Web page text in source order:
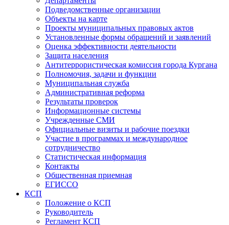
Подведомственные организации
Объекты на карте
Проекты муниципальных правовых актов
Установленные формы обращений и заявлений
Оценка эффективности деятельности
Защита населения
Антитеррористическая комиссия города Кургана
Полномочия, задачи и функции
Муниципальная служба
Административная реформа
Результаты проверок
Информационные системы
Учрежденные СМИ
Официальные визиты и рабочие поездки
Участие в программах и международное
сотрудничество
Статистическая информация
Контакты
Общественная приемная
ЕГИССО
КСП
Положение о КСП
Руководитель
Регламент КСП